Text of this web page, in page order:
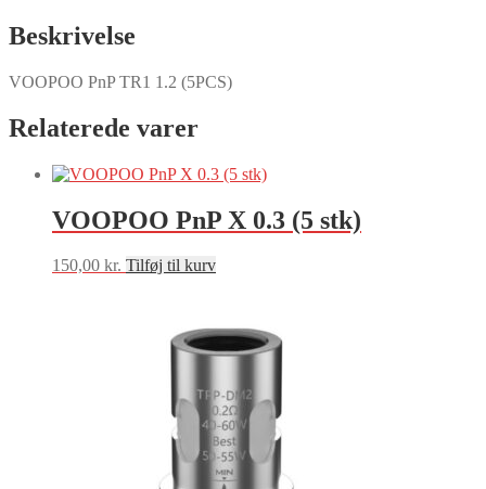
Beskrivelse
VOOPOO PnP TR1 1.2 (5PCS)
Relaterede varer
VOOPOO PnP X 0.3 (5 stk)
150,00 kr. Tilføj til kurv